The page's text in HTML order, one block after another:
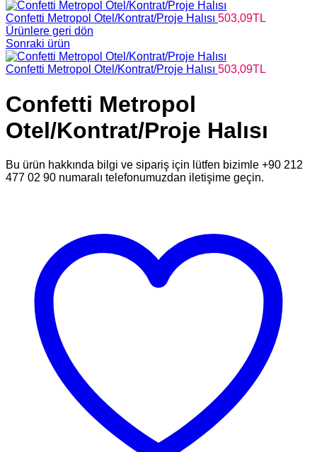
Confetti Metropol Otel/Kontrat/Proje Halısı 503,09TL
Ürünlere geri dön
Sonraki ürün
Confetti Metropol Otel/Kontrat/Proje Halısı 503,09TL
Confetti Metropol
Otel/Kontrat/Proje Halısı
Bu ürün hakkında bilgi ve sipariş için lütfen bizimle +90 212
477 02 90 numaralı telefonumuzdan iletişime geçin.